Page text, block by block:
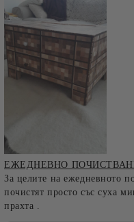
ЕЖЕДНЕВНО
За целите на ежедневното
почистят просто със суха
прахта .